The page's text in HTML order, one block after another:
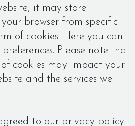
it may store
browser from specific
of cookies. Here you can
Please note that
cookies may impact your
and the services we
to our privacy policy